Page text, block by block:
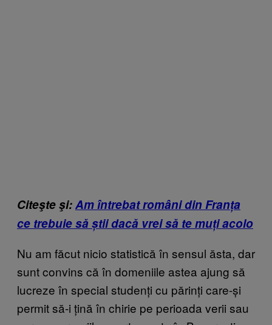
Citeşte şi:Am întrebat români din Franța
ce trebuie să știi dacă vrei să te muți acolo
Nu am făcut nicio statistică în sensul ăsta, dar
sunt convins că în domeniile astea ajung să
lucreze în special studenți cu părinți care-și
permit să-i țină în chirie pe perioada verii sau